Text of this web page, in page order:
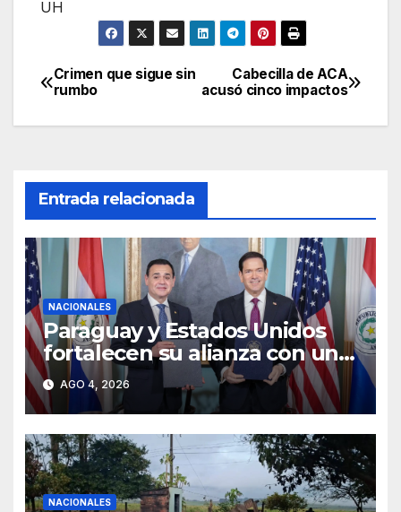
UH
Navegación
de
Cabecilla de ACA
acusó cinco impactos
Crimen que sigue sin
rumbo
Entrada relacionada
NACIONALES
Paraguay y Estados Unidos
fortalecen su alianza con un
acuerdo de cooperación
estratégica en materia
nuclear civil
AGO 4, 2026
NACIONALES